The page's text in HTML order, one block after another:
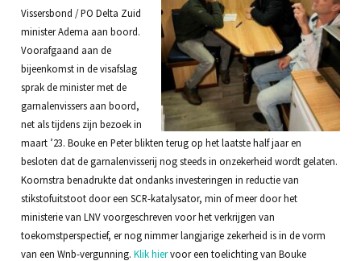
Vissersbond / PO Delta Zuid
minister Adema aan boord.
Voorafgaand aan de
bijeenkomst in de visafslag
sprak de minister met de
garnalenvissers aan boord,
net als tijdens zijn bezoek in
maart ’23. Bouke en Peter blikten terug op het laatste half jaar en
besloten dat de garnalenvisserij nog steeds in onzekerheid wordt gelaten.
Koornstra benadrukte dat ondanks investeringen in reductie van
stikstofuitstoot door een SCR-katalysator, min of meer door het
ministerie van LNV voorgeschreven voor het verkrijgen van
toekomstperspectief, er nog nimmer langjarige zekerheid is in de vorm
van een Wnb-vergunning. Klik hiervoor een toelichting van Bouke